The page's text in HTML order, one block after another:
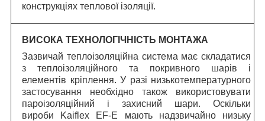
конструкціях теплової ізоляції.
ВИСОКА ТЕХНОЛОГІЧНІСТЬ МОНТАЖА
Зазвичай теплоізоляційна система має складатися
з теплоізоляційного та покривного шарів і
елементів кріплення. У разі низькотемпературного
застосування необхідно також використовувати
пароізоляційний і захисний шари. Оскільки
вироби Kaiflex EF-E мають надзвичайно низьку